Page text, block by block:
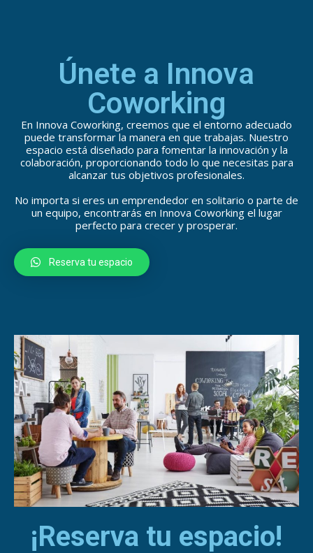
Únete a Innova
Coworking
En Innova Coworking, creemos que el entorno adecuado
puede transformar la manera en que trabajas. Nuestro
espacio está diseñado para fomentar la innovación y la
colaboración, proporcionando todo lo que necesitas para
alcanzar tus objetivos profesionales.
No importa si eres un emprendedor en solitario o parte de
un equipo, encontrarás en Innova Coworking el lugar
perfecto para crecer y prosperar.
Reserva tu espacio
¡Reserva tu espacio!